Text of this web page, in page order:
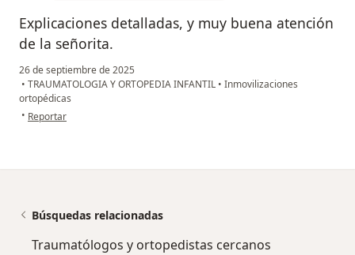
Explicaciones detalladas, y muy buena atención
de la señorita.
26 de septiembre de 2025
• TRAUMATOLOGIA Y ORTOPEDIA INFANTIL • Inmovilizaciones
ortopédicas
• en opinión del usuario .
Reportar
Búsquedas relacionadas
Traumatólogos y ortopedistas cercanos